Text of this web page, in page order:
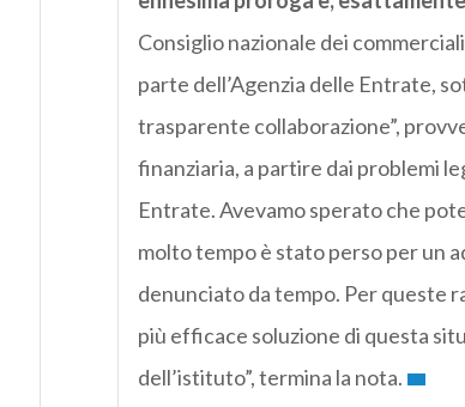
Consiglio nazionale dei
parte dell’Agenzia delle Entrate,
trasparente collaborazione”,
finanziaria, a partire dai problemi
Entrate. Avevamo sperato che
molto tempo è stato perso per un
denunciato da tempo. Per queste
più efficace soluzione di questa
dell’istituto”, termina la nota.